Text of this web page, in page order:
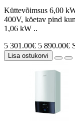
Küttevõimsus 6,00
400V, köetav pind
1,06 kW ..
5 301.00€ 5 890.00€
Lisa ostukorvi